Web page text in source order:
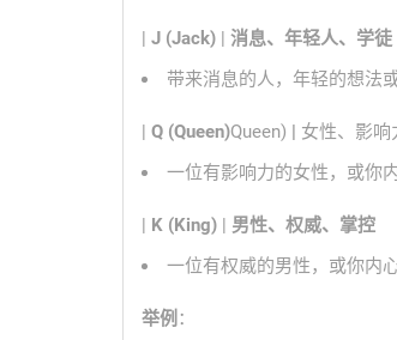
| J (Jack) | 消息、年轻人、学徒
带来消息的人，年轻的想法
| Q (Queen)Queen) | 女性、影
一位有影响力的女性，或你
| K (King) | 男性、权威、掌控
一位有权威的男性，或你内
举例 ：